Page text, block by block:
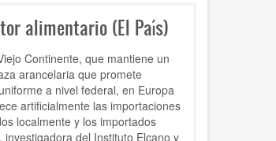
alimentario (El País)
Continente, que mantiene un
arancelaria que promete
a nivel federal, en Europa
artificialmente las importaciones
localmente y los importados
del Instituto Elcano y